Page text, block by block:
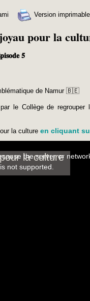
Version imprimable
pour la
𝟓
de Namur 🇧🇪
le Collège de
la culture en cliquant